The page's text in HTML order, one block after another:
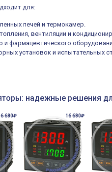
для:
печей и термокамер.
вентиляции и
и фармацевтического
установок и испытательных
надежные решения
680₽ 16 680₽